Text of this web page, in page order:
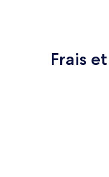
Frais